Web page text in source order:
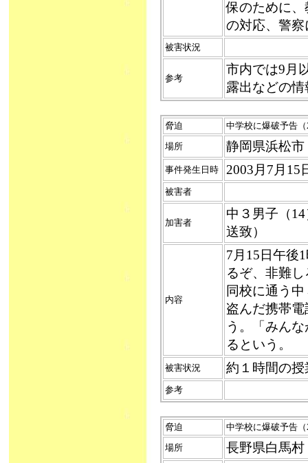
保のために
の対応、警
被害状況
参考
市内では9月
露出などの
脅迫
中学校に爆破予
場所
静岡県浜松
事件発生日時 2003月7月
被害者
加害者
中３男子（
送致）
内容
7月15日午後
るぞ、非難
同校に通う
盗んだ携帯
う。「みん
るという。
被害状況 約１時間の授
参考
脅迫
中学校に爆破予
場所
長野県白馬